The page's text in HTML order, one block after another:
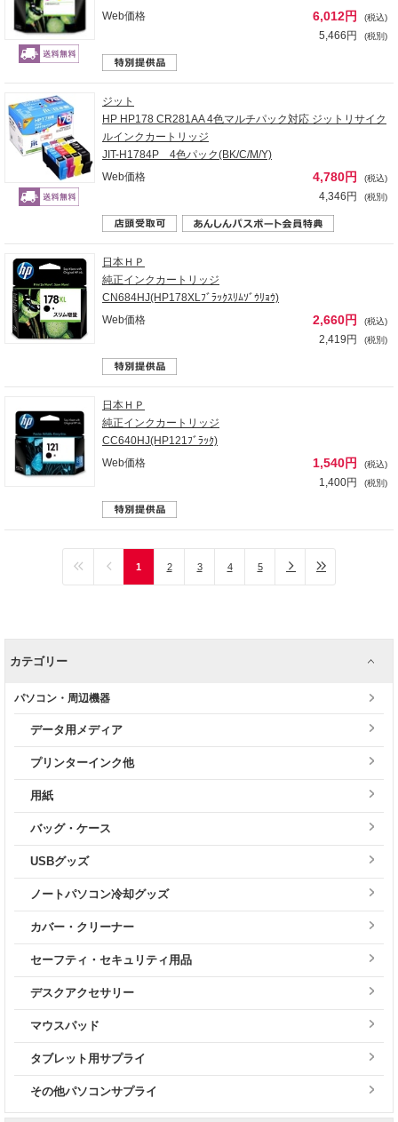
Web価格
6,012円 (税込)
5,466円 (税別)
ジット
HP HP178 CR281AA 4色マルチパック対応 ジットリサイク
ルインクカートリッジ
JIT-H1784P 4色パック(BK/C/M/Y)
Web価格
4,780円 (税込)
4,346円 (税別)
日本ＨＰ
純正インクカートリッジ
CN684HJ(HP178XLﾌﾞﾗｯｸｽﾘﾑｿﾞｳﾘｮｳ)
Web価格
2,660円 (税込)
2,419円 (税別)
日本ＨＰ
純正インクカートリッジ
CC640HJ(HP121ﾌﾞﾗｯｸ)
Web価格
1,540円 (税込)
1,400円 (税別)
1 2 3 4 5
カテゴリー
パソコン・周辺機器
データ用メディア
プリンターインク他
用紙
バッグ・ケース
USBグッズ
ノートパソコン冷却グッズ
カバー・クリーナー
セーフティ・セキュリティ用品
デスクアクセサリー
マウスパッド
タブレット用サプライ
その他パソコンサプライ